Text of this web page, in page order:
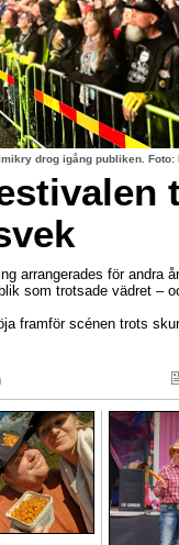
drog igång publiken.
arrangerades för andra
som trotsade vädret –
framför scénen trots